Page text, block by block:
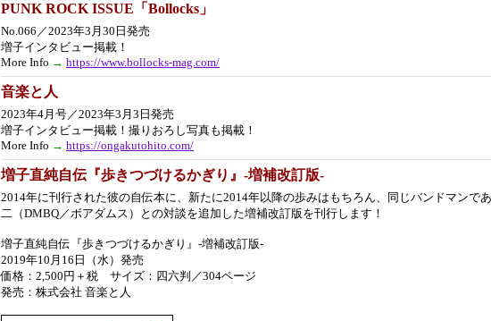
PUNK ROCK ISSUE「Bollocks」
No.066／2023年3月30日発売
増子インタビュー掲載！
More Info → https://www.bollocks-mag.com/
音楽と人
2023年4月号／2023年3月3日発売
増子インタビュー掲載！撮りおろし写真も掲載！
More Info → https://ongakutohito.com/
増子直純自伝『歩きつづけるかぎり』-増補改訂版-
2014年に刊行された彼の自伝本に、新たに2014年以降の歩みはもちろん、同じバンドマンで
二（DMBQ／ボアダムス）との対談を追加した増補改訂版を刊行します！
増子直純自伝『歩きつづけるかぎり』-増補改訂版-
2019年10月16日（水）発売
価格：2,500円＋税 サイズ：四六判／304ページ
発売：株式会社 音楽と人